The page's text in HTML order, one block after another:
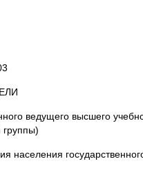
высшего
группы)
государственного